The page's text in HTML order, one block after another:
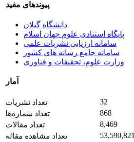
پیوندهای مفید
دانشگاه گیلان
پایگاه استنادی علوم جهان اسلام
سامانه ارزیابی نشریات علمی
سامانه جامع رسانه های کشور
وزارت علوم، تحقیقات و فناوری
آمار
تعداد نشریات
32
تعداد شماره‌ها
868
تعداد مقالات
8,469
تعداد مشاهده مقاله
53,590,821